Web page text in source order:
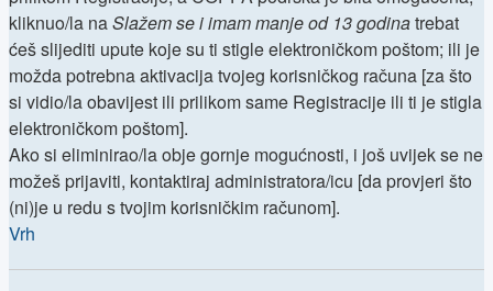
kliknuo/la naSlažem se i imam manje od 13 godinatrebat
ćeš slijediti upute koje su ti stigle elektroničkom poštom; ili je
možda potrebna aktivacija tvojeg korisničkog računa [za što
si vidio/la obavijest ili prilikom same Registracije ili ti je stigla
elektroničkom poštom].
Ako si eliminirao/la obje gornje mogućnosti, i još uvijek se ne
možeš prijaviti, kontaktiraj administratora/icu [da provjeri što
(ni)je u redu s tvojim korisničkim računom].
Vrh